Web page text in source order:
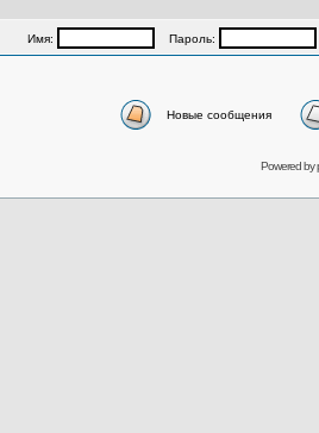
Имя: Пароль:
Новые сообщения
Powered by